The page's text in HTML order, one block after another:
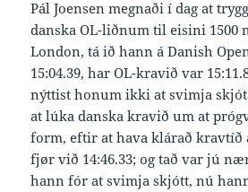
Pál Joensen megnaði í dag at
danska OL-liðnum til eisini
London, tá ið hann á Danish
15:04.39, har OL-kravið var
nýttist honum ikki at svimja
at lúka danska kravið um at
form, eftir at hava klárað kravtíð
fjør við 14:46.33; og tað var jú
hann fór at svimja skjótt, nú